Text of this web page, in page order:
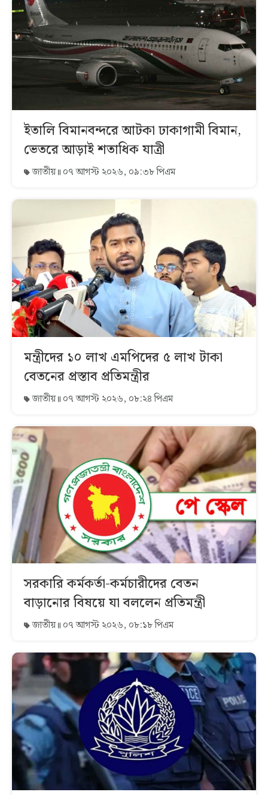
ইতালি বিমানবন্দরে আটকা ঢাকাগামী বিমান,
ভেতরে আড়াই শতাধিক যাত্রী
জাতীয় ০৭ আগস্ট ২০২৬, ০৯:৩৮ পিএম
মন্ত্রীদের ১০ লাখ এমপিদের ৫ লাখ টাকা
বেতনের প্রস্তাব প্রতিমন্ত্রীর
জাতীয় ০৭ আগস্ট ২০২৬, ০৮:২৪ পিএম
সরকারি কর্মকর্তা-কর্মচারীদের বেতন
বাড়ানোর বিষয়ে যা বললেন প্রতিমন্ত্রী
জাতীয় ০৭ আগস্ট ২০২৬, ০৮:১৮ পিএম